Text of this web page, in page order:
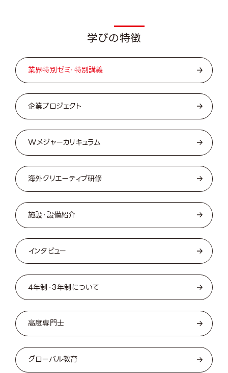
学びの特徴
業界特別ゼミ・特別講義
企業プロジェクト
Wメジャーカリキュラム
海外クリエーティブ研修
施設・設備紹介
インタビュー
4年制・3年制について
高度専門士
グローバル教育